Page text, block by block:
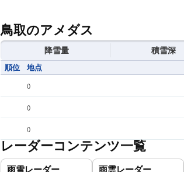
鳥取のアメダス
降雪量 積雪深
順位 地点
()
()
()
レーダーコンテンツ一覧
雨雪レーダー 雨雲レーダー